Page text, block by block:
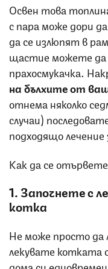
Освен това
с пара може дори
да се излюпят в
щастие можете да
прахосмукачка.
на бълхите от
отнема няколко
случаи)
подходящо
Как да се
1. Започнете с
котка
Не може просто да
лекувате котката
дома си